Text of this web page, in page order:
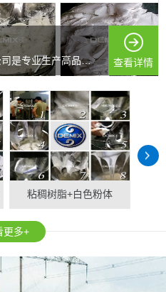
湖南麦克斯搅拌捏合设备有限公司是专业生产高品质搅拌混... 查看详情
粘稠树脂+白色粉体
更多+